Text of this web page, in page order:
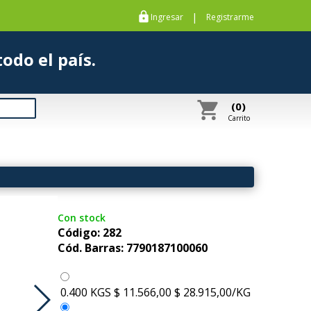
https Ingresar | Registrarme
a todo el país.
shopping_cart (0)
Carrito
Con stock
Código: 282
Cód. Barras: 7790187100060
0.400 KGS $ 11.566,00 $ 28.915,00/KG